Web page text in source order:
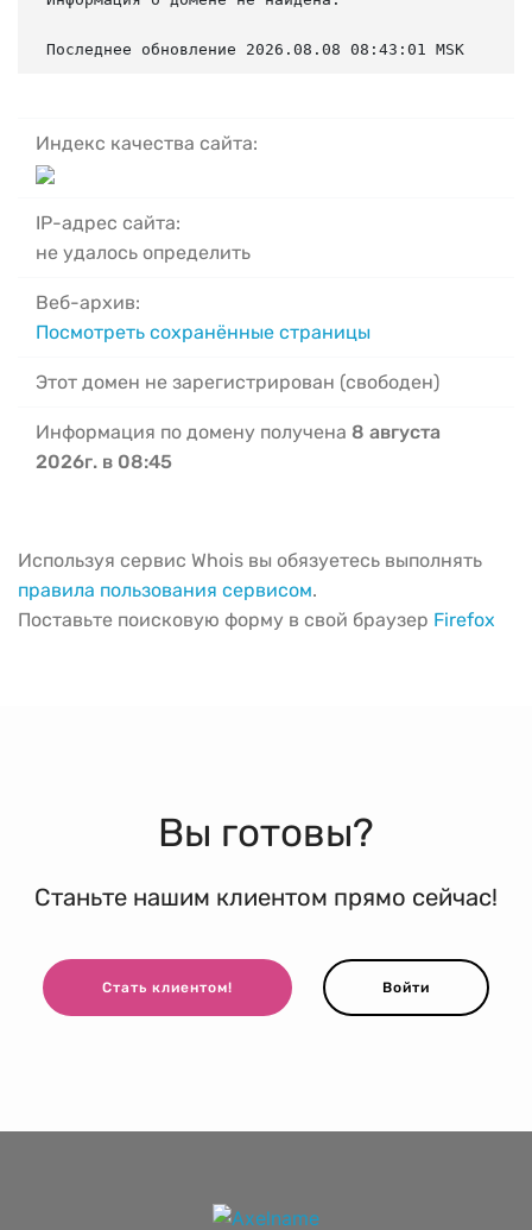
Последнее обновление 2026.08.08 08:43:01 MSK
Индекс качества сайта:
IP-адрес сайта:
не удалось определить
Веб-архив:
Посмотреть сохранённые страницы
Этот домен не зарегистрирован (свободен)
Информация по домену получена 8 августа
2026г. в 08:45
Используя сервис Whois вы обязуетесь выполнять
правила пользования сервисом.
Поставьте поисковую форму в свой браузер Firefox
Вы готовы?
Станьте нашим клиентом прямо сейчас!
Стать клиентом! Войти